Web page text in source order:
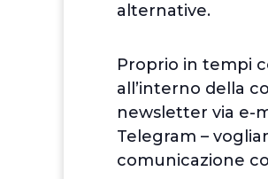
alternative.
Proprio in tempi
all’interno della
newsletter via e-
Telegram –
comunicazione